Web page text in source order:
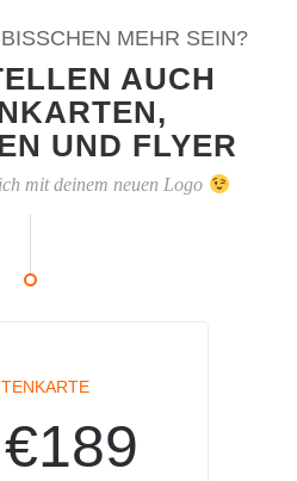
MEHR SEIN?
AUCH
UND FLYER
mit deinem neuen Logo